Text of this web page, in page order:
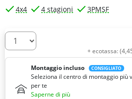
4x4 4 stagioni 3PMSF
Quantità
+ ecotassa: (4,
Montaggio incluso
CONSIGLIATO
Seleziona il centro di montaggio più
per te
Saperne di più